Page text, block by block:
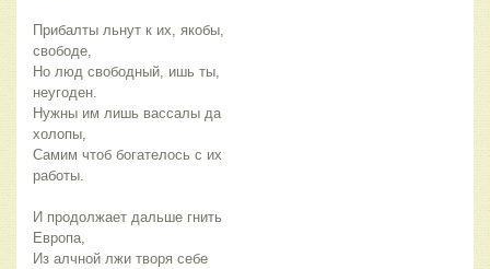
Прибалты льнут к их, якобы,
свободе,
Но люд свободный, ишь ты,
неугоден.
Нужны им лишь вассалы да
холопы,
Самим чтоб богателось с их
работы.
И продолжает дальше гнить
Европа,
Из алчной лжи творя себе